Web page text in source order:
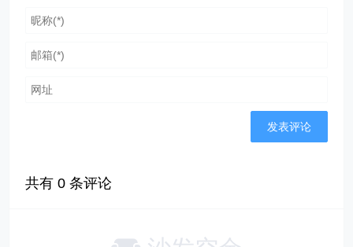
共有0 条评论